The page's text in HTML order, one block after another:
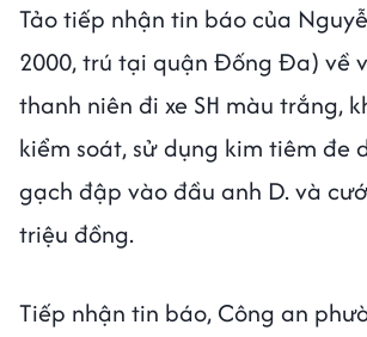
Tảo tiếp nhận tin báo của
2000, trú tại quận Đống Đa) về
thanh niên đi xe SH màu trắng,
kiểm soát, sử dụng kim tiêm đe
gạch đập vào đầu anh D. và
triệu đồng.
Tiếp nhận tin báo, Công an